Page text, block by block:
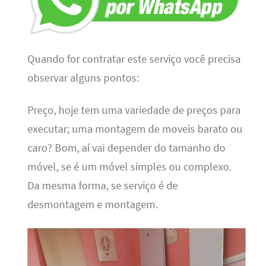
Quando for contratar este serviço você precisa
observar alguns pontos:
Preço, hoje tem uma variedade de preços para
executar; uma montagem de moveis barato ou
caro? Bom, aí vai depender do tamanho do
móvel, se é um móvel simples ou complexo.
Da mesma forma, se serviço é de
desmontagem e montagem.